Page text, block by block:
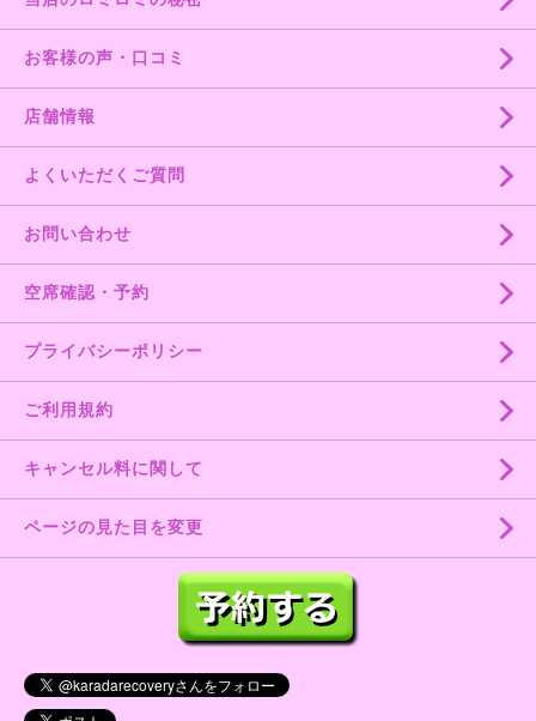
お客様の声・口コミ
店舗情報
よくいただくご質問
お問い合わせ
空席確認・予約
プライバシーポリシー
ご利用規約
キャンセル料に関して
ページの見た目を変更